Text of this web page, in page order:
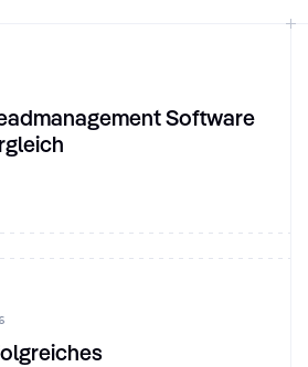
Software